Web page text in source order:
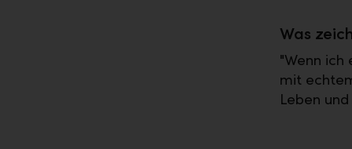
Was
"Wenn ich
mit
Leben